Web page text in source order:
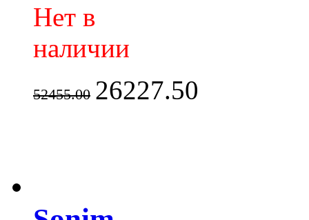
Нет в
наличии
52455.00 26227.50